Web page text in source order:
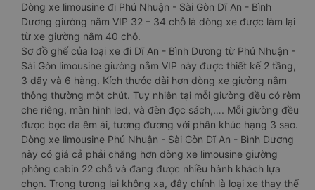
Dòng xe limousine đi Phú Nhuận - Sài Gòn Dĩ An - Bình
Dương giường nằm VIP 32 – 34 chỗ là dòng xe được làm lại
từ xe giường nằm 40 chỗ.
Sơ đồ ghế của loại xe đi Dĩ An - Bình Dương từ Phú Nhuận -
Sài Gòn limousine giường nằm VIP này được thiết kế 2 tầng,
3 dãy và 6 hàng. Kích thước dài hơn dòng xe giường nằm
thông thường một chút. Tuy nhiên tại mỗi giường đều có rèm
che riêng, màn hình led, và đèn đọc sách,…. Mỗi giường đều
được bọc da êm ái, tương đương với phân khúc hạng 3 sao.
Dòng xe limousine Phú Nhuận - Sài Gòn Dĩ An - Bình Dương
này có giá cả phải chăng hơn dòng xe limousine giường
phòng cabin 22 chỗ và đang được nhiều hành khách lựa
chọn. Trong tương lai không xa, đây chính là loại xe thay thế